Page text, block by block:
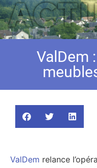
ValDem
ValDem relance